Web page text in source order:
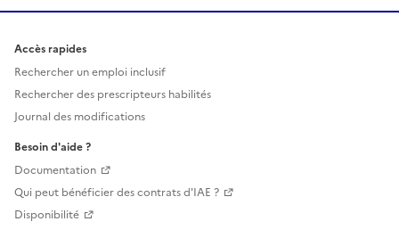
Accès rapides
Rechercher un emploi inclusif
Rechercher des prescripteurs habilités
Journal des modifications
Besoin d'aide ?
Documentation
Qui peut bénéficier des contrats d'IAE ?
Disponibilité